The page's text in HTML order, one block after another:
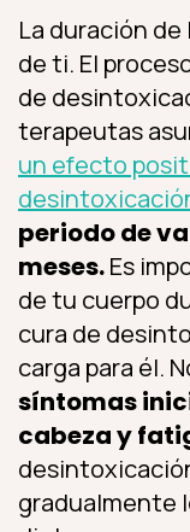
La duración
de ti. El
de
terapeutas
un efecto
periodo de
meses.Es
de tu cuerpo
cura de
carga para él.
síntomas
cabeza y
gradualmente